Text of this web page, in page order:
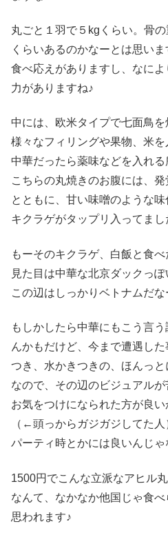
丸ごと１羽で５kgくらい。骨
くらいあるのかなーとは思い
食べ応えがありますし、なに
力がありますね♪
中には、欧米タイプで七面鳥
様々なフィリングや果物、米を
中華だったら薬味などを入れる
こちらの丸焼きのお腹には、
とともに、甘い味噌のような味
キクラゲがタップリ入ってまし
もーそのキクラゲ、白飯と食べ
見た目は中華な北京ダックっぽ
この辺はしっかりベトナムだな
もしかしたら中華にもこう言
んかもだけど、今まで遭遇し
つき、水かきつきの、ほんっと
なので、その辺のビジュアルが
お気をつけになられた方が良
（←頭っからガジガジしてた人
パーティ時とかには良いんじゃ
1500円でこんな立派なアヒル
なんて、なかなか他国じゃ食べ
思われます♪